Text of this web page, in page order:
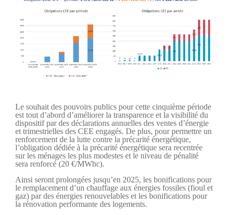
Le souhait des pouvoirs publics pour cette cinquième période
est tout d’abord d’améliorer la transparence et la visibilité du
dispositif par des déclarations annuelles des ventes d’énergie
et trimestrielles des CEE engagés. De plus, pour permettre un
renforcement de la lutte contre la précarité énergétique,
l’obligation dédiée à la précarité énergétique sera recentrée
sur les ménages les plus modestes et le niveau de pénalité
sera renforcé (20 €/MWhc).
Ainsi seront prolongées jusqu’en 2025, les bonifications pour
le remplacement d’un chauffage aux énergies fossiles (fioul et
gaz) par des énergies renouvelables et les bonifications pour
la rénovation performante des logements.